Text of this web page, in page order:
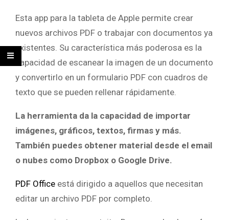
Esta app para la tableta de Apple permite crear
nuevos archivos PDF o trabajar con documentos ya
existentes. Su característica más poderosa es la
capacidad de escanear la imagen de un documento
y convertirlo en un formulario PDF con cuadros de
texto que se pueden rellenar rápidamente.
La herramienta da la capacidad de importar
imágenes, gráficos, textos, firmas y más.
También puedes obtener material desde el email
o nubes como Dropbox o Google Drive.
PDF Office está dirigido a aquellos que necesitan
editar un archivo PDF por completo.